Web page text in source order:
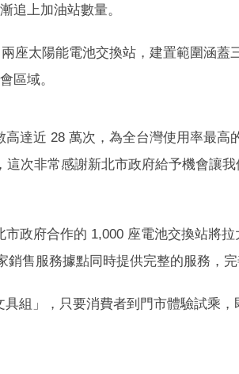
追上加油站數量。
座太陽能電池交換站，建置範圍涵蓋
區域。
達近 28 萬次，為全台灣使用率最高
次非常感謝新北市政府給予機會讓
政府合作的 1,000 座電池交換站將
售服務據點同時提供完整的服務，完
組」，只要消費者到門市體驗試乘，